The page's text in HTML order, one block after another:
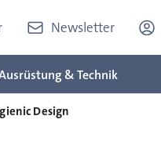
Newsletter
& Technik
Design